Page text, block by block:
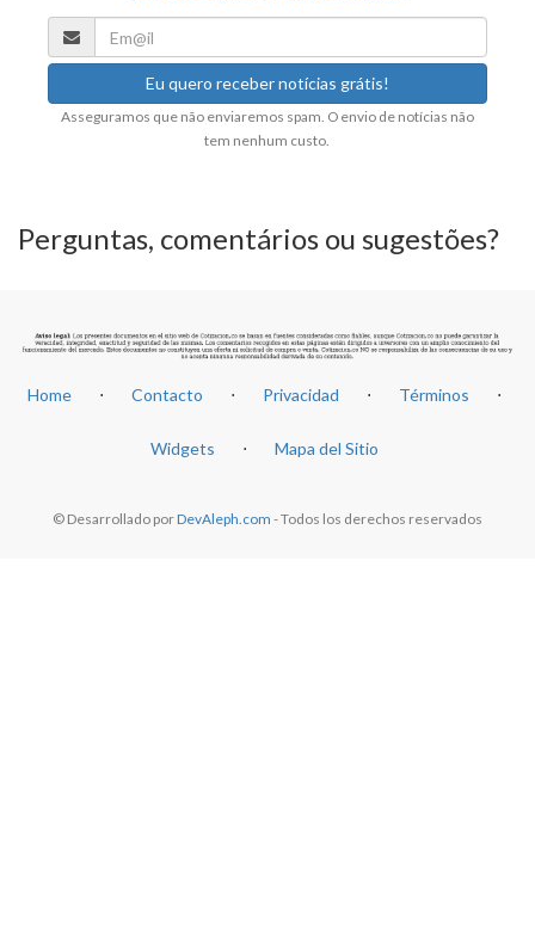
Asseguramos que não enviaremos spam. O envio de notícias não
tem nenhum custo.
Perguntas, comentários ou sugestões?
Home ⋅ Contacto ⋅ Privacidad ⋅ Términos ⋅
Widgets ⋅ Mapa del Sitio
© Desarrollado porDevAleph.com - Todos los derechos reservados